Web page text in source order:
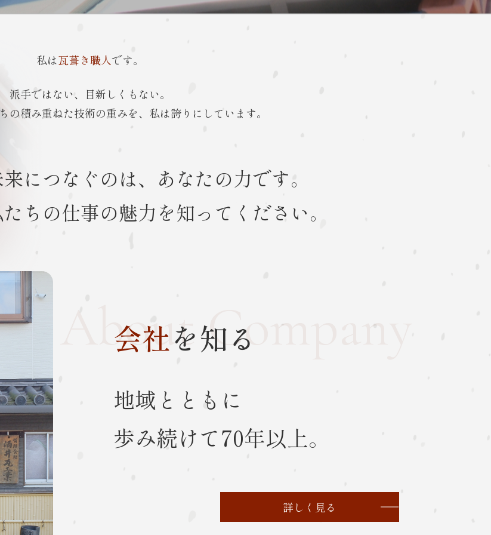
私は瓦葺き職人です。
派手ではない、目新しくもない。
の積み重ねた技術の重みを、私は誇りにしています。
につなぐのは、 あなたの力です。
ちの仕事の魅力を知ってください。
About Company
会社を知る
地域とともに
歩み続けて70年以上。
詳しく見る